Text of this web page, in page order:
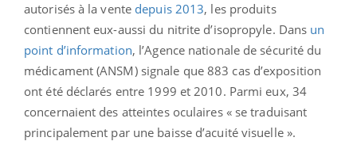
autorisés à la vente depuis 2013, les produits
contiennent eux-aussi du nitrite d’isopropyle. Dans un
point d’information, l’Agence nationale de sécurité du
médicament (ANSM) signale que 883 cas d’exposition
ont été déclarés entre 1999 et 2010. Parmi eux, 34
concernaient des atteintes oculaires « se traduisant
principalement par une baisse d’acuité visuelle ».